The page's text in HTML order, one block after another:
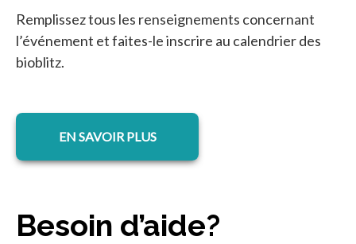
Remplissez tous les renseignements concernant
l’événement et faites-le inscrire au calendrier des
bioblitz.
EN SAVOIR PLUS
Besoin d’aide?